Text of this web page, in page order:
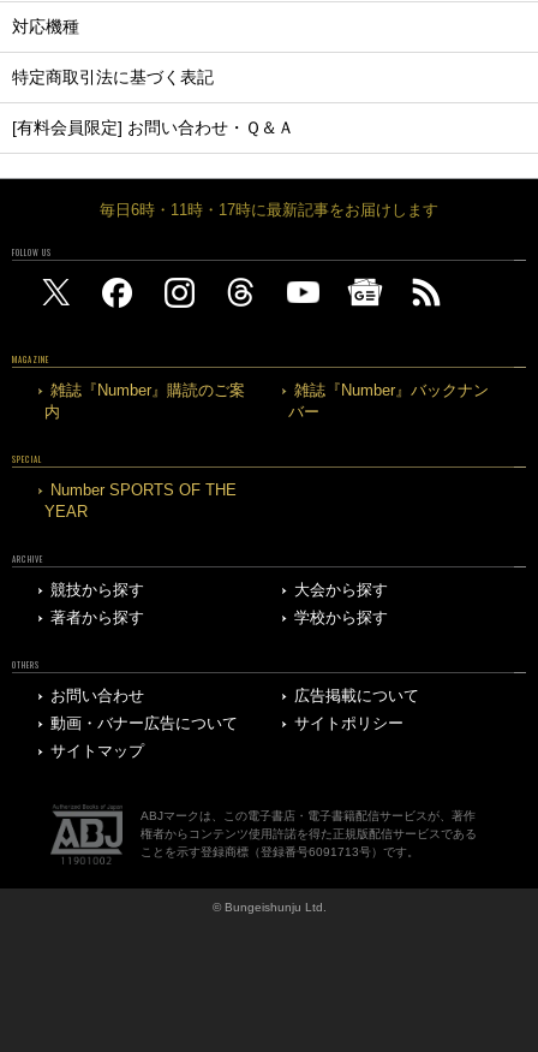
対応機種
特定商取引法に基づく表記
[有料会員限定] お問い合わせ・Ｑ＆Ａ
毎日6時・11時・17時に最新記事をお届けします
FOLLOW US
MAGAZINE
雑誌『Number』購読のご案
内
雑誌『Number』バックナン
バー
SPECIAL
Number SPORTS OF THE
YEAR
ARCHIVE
競技から探す
大会から探す
著者から探す
学校から探す
OTHERS
お問い合わせ
広告掲載について
動画・バナー広告について
サイトポリシー
サイトマップ
ABJマークは、この電子書店・電子書籍配信サービスが、著作
権者からコンテンツ使用許諾を得た正規版配信サービスである
ことを示す登録商標（登録番号6091713号）です。
© Bungeishunju Ltd.